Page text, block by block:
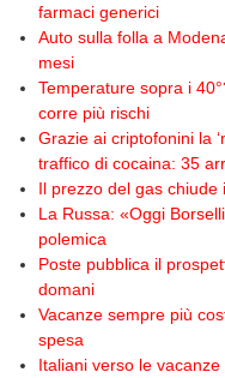
farmaci generici
Auto sulla folla a
mesi
Temperature sopra i
corre più rischi
Grazie ai criptofonini la
traffico di cocaina: 35
Il prezzo del gas
La Russa: «Oggi
polemica
Poste pubblica il
domani
Vacanze sempre più
spesa
Italiani verso le